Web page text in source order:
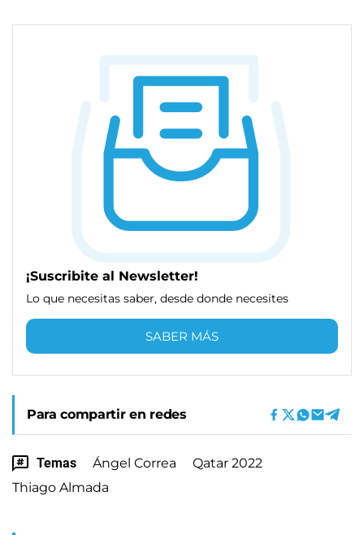
¡Suscribite al Newsletter!
Lo que necesitas saber, desde donde necesites
SABER MÁS
Para compartir en redes
Temas Ángel Correa
Qatar 2022
Thiago Almada